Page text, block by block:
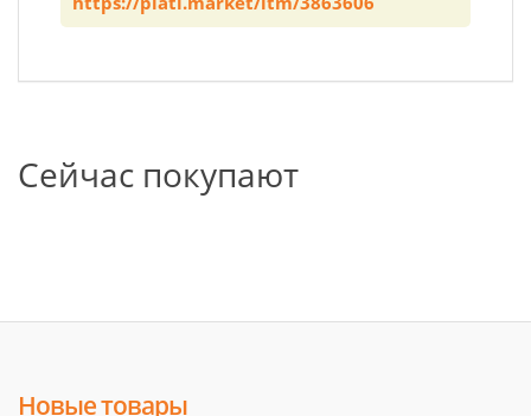
Сейчас покупают
Новые товары